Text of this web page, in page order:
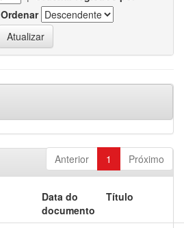
Ordenar
Anterior 1 Próximo
Data do
documento
Título